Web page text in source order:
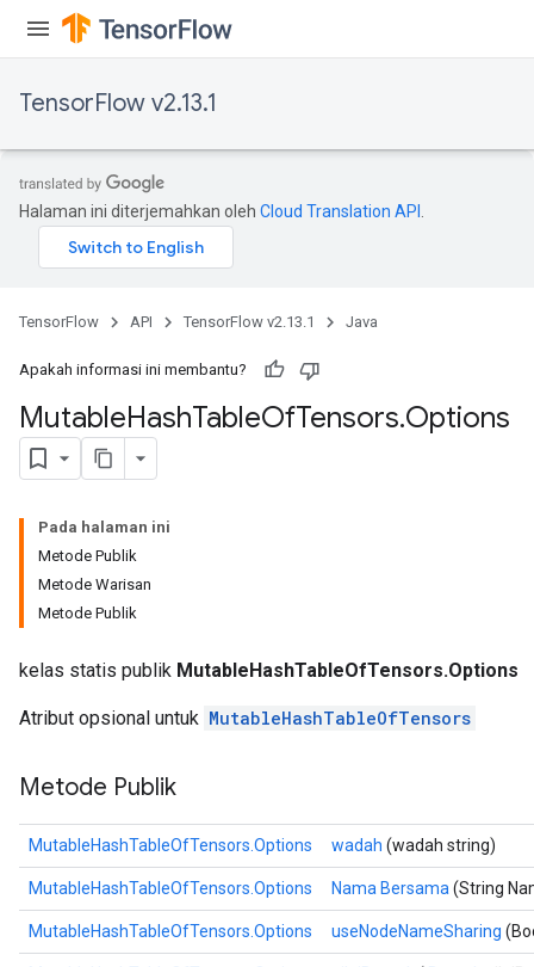
TensorFlow v2.13.1
Halaman ini diterjemahkan oleh Cloud Translation API
TensorFlow API TensorFlow v2.13.1 Java
Apakah informasi ini membantu?
MutableHashTableOfTensors.Options
Pada halaman ini
Metode Publik
Metode Warisan
Metode Publik
kelas statis publik MutableHashTableOfTensors.Options
Atribut opsional untuk MutableHashTableOfTensors
Metode Publik
MutableHashTableOfTensors.Options wadah (wadah string)
MutableHashTableOfTensors.Options Nama Bersama (String
MutableHashTableOfTensors.Options useNodeNameSharing